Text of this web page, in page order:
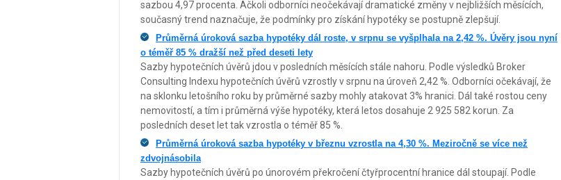
sazbou 4,97 procenta. Ačkoli odborníci neočekávají dramatické změny v nejbližších měsících,
současný trend naznačuje, že podmínky pro získání hypotéky se postupně zlepšují.
Průměrná úroková sazba hypotéky dál roste, v srpnu se vyšplhala na 2,42 %. Úvěry jsou nyní
o téměř 85 % dražší než před deseti lety
Sazby hypotečních úvěrů jdou v posledních měsících stále nahoru. Podle výsledků Broker
Consulting Indexu hypotečních úvěrů vzrostly v srpnu na úroveň 2,42 %. Odborníci očekávají, že
na sklonku letošního roku by průměrné sazby mohly atakovat 3% hranici. Dál také rostou ceny
nemovitostí, a tím i průměrná výše hypotéky, která letos dosahuje 2 925 582 korun. Za
posledních deset let tak vzrostla o téměř 85 %.
Průměrná úroková sazba hypotéky v březnu vzrostla na 4,30 %. Meziročně se více než
zdvojnásobila
Sazby hypotečních úvěrů po únorovém překročení čtyřprocentní hranice dál stoupají. Podle